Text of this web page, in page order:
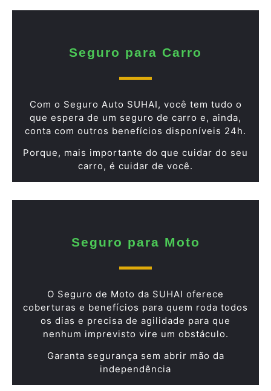
Seguro para Carro
Com o Seguro Auto SUHAI, você tem tudo o
que espera de um seguro de carro e, ainda,
conta com outros benefícios disponíveis 24h.
Porque, mais importante do que cuidar do seu
carro, é cuidar de você.
Seguro para Moto
O Seguro de Moto da SUHAI oferece
coberturas e benefícios para quem roda todos
os dias e precisa de agilidade para que
nenhum imprevisto vire um obstáculo.
Garanta segurança sem abrir mão da
independência